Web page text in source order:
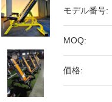
モデル番号:
MOQ:
価格: